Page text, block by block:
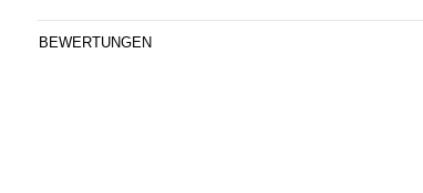
BEWERTUNGEN